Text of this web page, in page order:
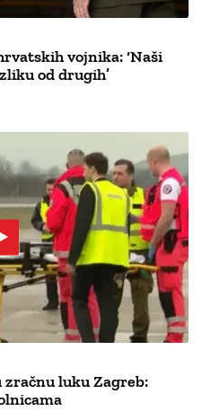
vojnika: ‘Naši
od drugih’
luku Zagreb: